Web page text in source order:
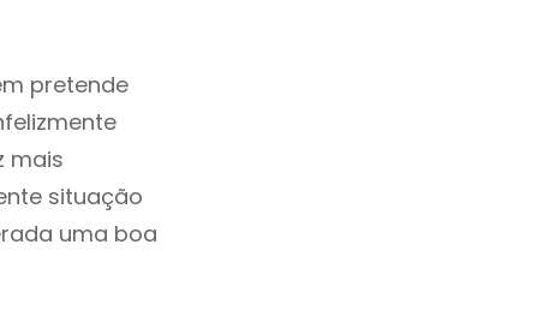
pretende
mais
situação
uma boa